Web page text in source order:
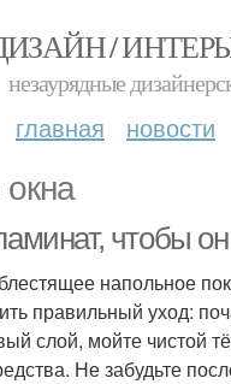
/
незаурядные
главная новости
чтобы он
напольное
правильный уход:
слой, мойте чистой
Не забудьте